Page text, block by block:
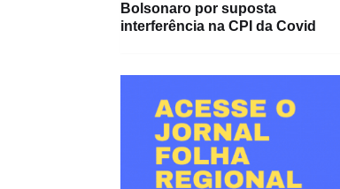
Bolsonaro por suposta
interferência na CPI da Covid